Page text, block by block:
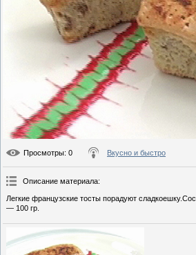
Просмотры: 0 Вкусно и быстро
Описание материала:
Легкие французские тосты порадуют
— 100 гр.